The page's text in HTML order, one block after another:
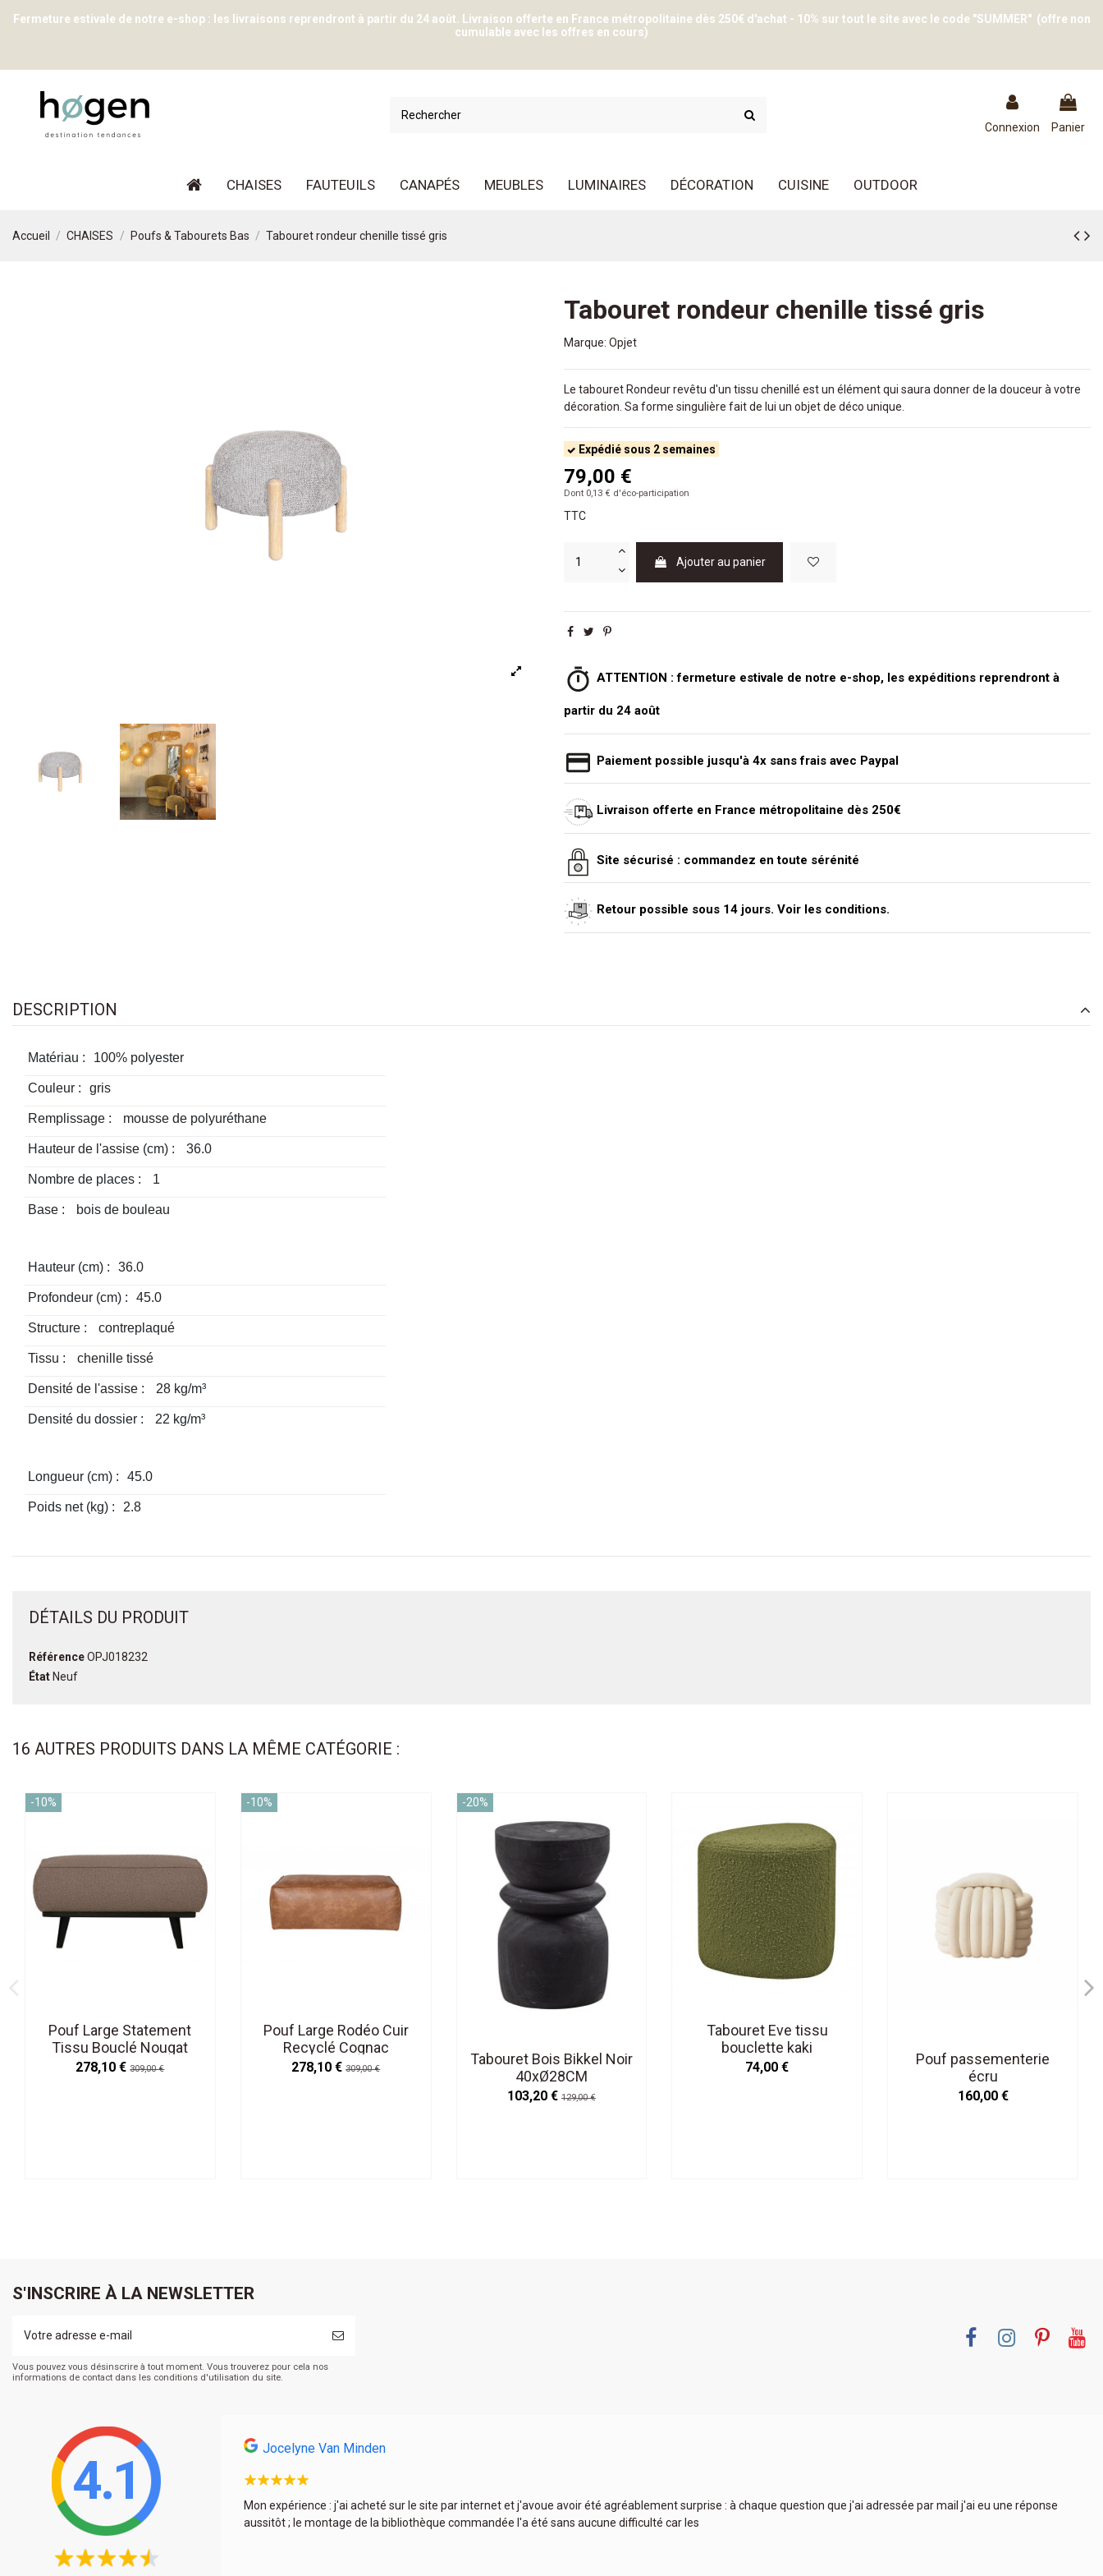
Fermeture estivale de notre e-shop : les livraisons reprendront à partir du 24 août. Livraison offerte en France métropolitaine dès 250€ d'achat - 10% sur tout le site avec le code "SUMMER" (offre non
cumulable avec les offres en cours)
Connexion Panier
CHAISES FAUTEUILS CANAPÉS MEUBLES LUMINAIRES DÉCORATION CUISINE OUTDOOR
Accueil CHAISES Poufs & Tabourets Bas Tabouret rondeur chenille tissé gris
Tabouret rondeur chenille tissé gris
Marque: Opjet
Le tabouret Rondeur revêtu d'un tissu chenillé est un élément qui saura donner de la douceur à votre
décoration. Sa forme singulière fait de lui un objet de déco unique.
Expédié sous 2 semaines
79,00 €
Dont 0,13 € d'éco-participation
TTC
Ajouter au panier
ATTENTION : fermeture estivale de notre e-shop, les expéditions reprendront à
partir du 24 août
Paiement possible jusqu'à 4x sans frais avec Paypal
Livraison offerte en France métropolitaine dès 250€
Site sécurisé : commandez en toute sérénité
Retour possible sous 14 jours. Voir les conditions.
DESCRIPTION
Matériau : 100% polyester
Couleur : gris
Remplissage : mousse de polyuréthane
Hauteur de l'assise (cm) : 36.0
Nombre de places : 1
Base : bois de bouleau
Hauteur (cm) : 36.0
Profondeur (cm) : 45.0
Structure : contreplaqué
Tissu : chenille tissé
Densité de l'assise : 28 kg/m³
Densité du dossier : 22 kg/m³
Longueur (cm) : 45.0
Poids net (kg) : 2.8
DÉTAILS DU PRODUIT
RéférenceOPJ018232
État Neuf
16 AUTRES PRODUITS DANS LA MÊME CATÉGORIE :
-10%
Pouf Large Statement
Tissu Bouclé Nougat
278,10 €309,00 €
-10%
Pouf Large Rodéo Cuir
Recyclé Cognac
278,10 €309,00 €
-20%
Tabouret Bois Bikkel Noir
40xØ28CM
103,20 € 129,00 €
Tabouret Eve tissu
bouclette kaki
74,00 €
Pouf passementerie
écru
160,00 €
S'INSCRIRE À LA NEWSLETTER
Vous pouvez vous désinscrire à tout moment. Vous trouverez pour cela nos
informations de contact dans les conditions d'utilisation du site.
4.1
encore une fois à très bon prix. La déco est
Jocelyne Van Minden
Mon expérience : j'ai acheté sur le site par internet et j'avoue avoir été agréablement surprise : à chaque question que j'ai adressée par mail j'ai eu une réponse
aussitôt ; le montage de la bibliothèque commandée l'a été sans aucune difficulté car les